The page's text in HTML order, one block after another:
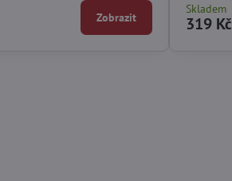
Zobrazit
Skladem
319 Kč